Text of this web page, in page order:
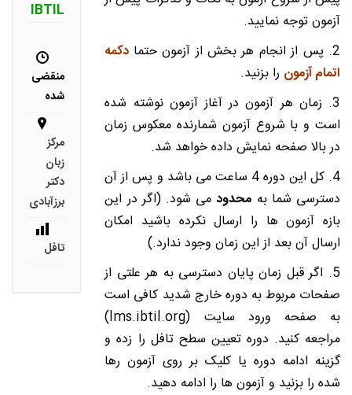
آزمون توجه نمایید.
2. پس از انجام هر بخش از آزمون حتما
دکمه
اتمام آزمون را بزنید.
3. زمان هر آزمون در آغاز آزمون نوشته شده
است و با شروع آزمون شمارنده معکوس زمان
در بالا صفحه نمایش داده خواهد شد.
4. کل این دوره 4 ساعت می باشد و پس از آن
دسترسی شما به محدودمی شود. (اگر در این
بازه آزمون ها را ارسال نکرده باشید امکان
ارسال آن بعد از این زمان وجود ندارد.)
5. اگر قبل زمان پایان دسترسی به هر علتی از
صفحات مربوط به دوره خارج شدید کافی است
به صفحه ورود سایت (lms.ibtil.org)
مراجعه کنید. دوره تعیین سطح تافل را زده و
گزینه ادامه دوره یا کلیک بر روی آزمون رها
شده را بزنید و آزمون ها را ادامه دهید.
IBTIL
منقضی
شده
مرکز
زبان
دکتر
برزآبادی
تافل